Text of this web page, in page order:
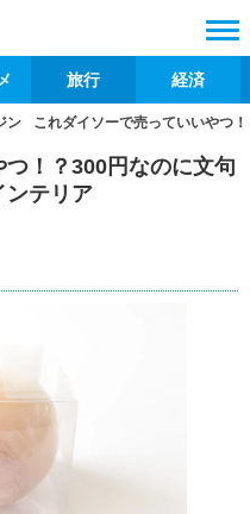
旅行 経済
ン これダイソーで売っていいやつ
！？300円なのに文句
ンテリア